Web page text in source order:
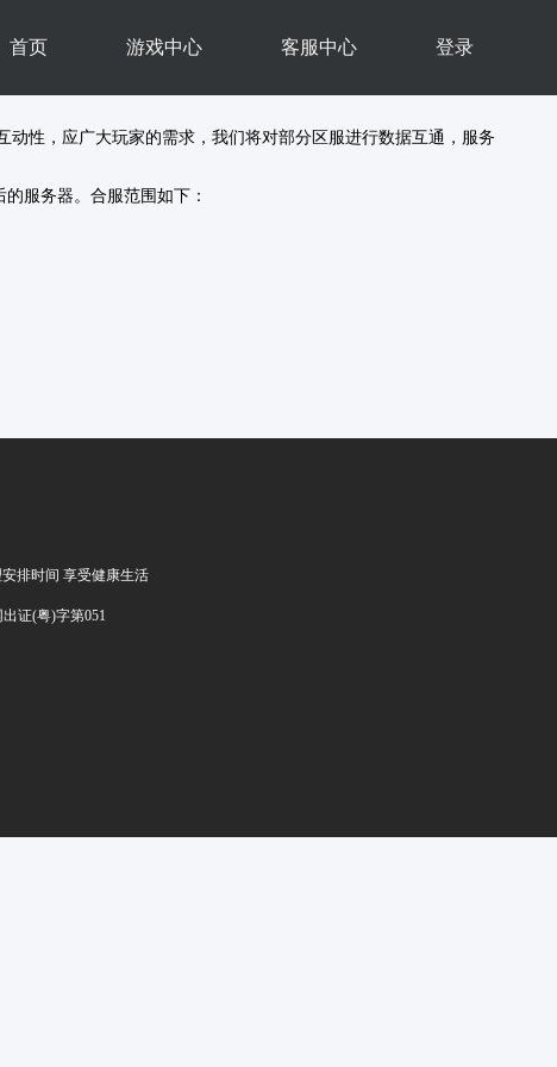
首页 游戏中心 客服中心 登录
性，应广大玩家的需求，我们将对部分区服进行数据互通，服务
服务器。合服范围如下：
排时间 享受健康生活
证(粤)字第051